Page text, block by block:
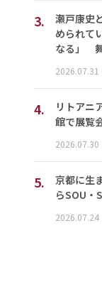
3.
瀬戸康史
められて
なる」 舞
2026.07.31
4.
リトアニ
館で展覧
2026.07.30
5.
京都に生
らSOU・
2026.07.24